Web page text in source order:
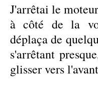
J'arrêtai le
à côté de la
déplaça de
s'arrêtant
glisser vers